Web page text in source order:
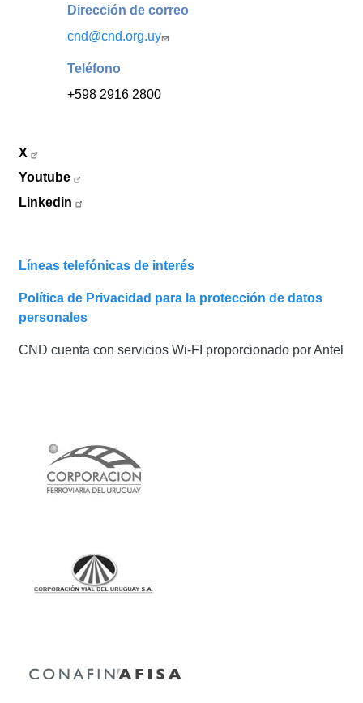
Dirección de correo
cnd@cnd.org.uy
Teléfono
+598 2916 2800
X
Youtube
Linkedin
Líneas telefónicas de interés
Política de Privacidad para la protección de datos
personales
CND cuenta con servicios Wi-FI proporcionado por Antel